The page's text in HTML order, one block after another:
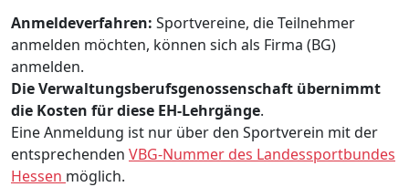
Anmeldeverfahren: Sportvereine, die Teilnehmer
anmelden möchten, können sich als Firma (BG)
anmelden.
Die Verwaltungsberufsgenossenschaft übernimmt
die Kosten für diese EH-Lehrgänge.
Eine Anmeldung ist nur über den Sportverein mit der
entsprechenden VBG-Nummer des Landessportbundes
Hessen möglich.